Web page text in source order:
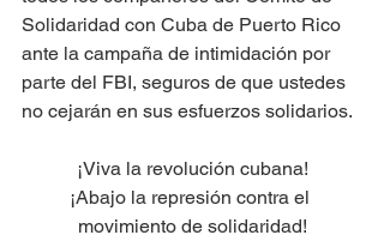
Solidaridad con Cuba de Puerto Rico
ante la campaña de intimidación por
parte del FBI, seguros de que ustedes
no cejarán en sus esfuerzos solidarios.
¡Viva la revolución cubana!
¡Abajo la represión contra el
movimiento de solidaridad!